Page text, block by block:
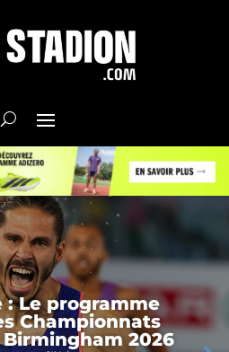
Le programme
Championnats
Birmingham 2026